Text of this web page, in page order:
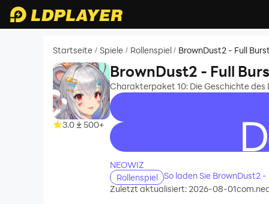
Startseite / Spiele / Rollenspiel / BrownDust2 - Full
3.0 500+
BrownDust2 - Full
Charakterpaket 10: Die Geschichte des
recommend
NEOWIZ
Rollenspiel So laden Sie BrownDust2
Zuletzt aktualisiert: 2026-08-01